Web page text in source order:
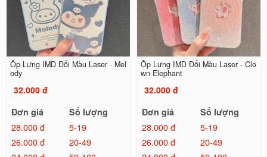
Ốp Lưng IMD Đổi Màu Laser - Mel
ody
32.000 đ
Đơn giá
Số lượng
28.000 đ
5-19
26.000 đ
20-49
Ốp Lưng IMD Đổi Màu Laser - Clo
wn Elephant
32.000 đ
Đơn giá
Số lượng
28.000 đ
5-19
26.000 đ
20-49